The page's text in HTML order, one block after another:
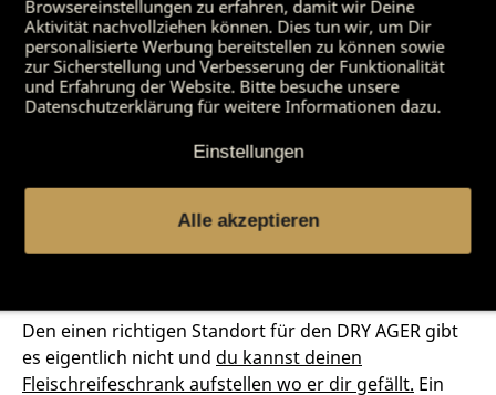
Waagrechte abgesetzt steht der DRY AGER wieder
bombenfest.Spätestens jetzt gibt es kein Zweifel
mehr, dass bei der mehrjährigen Konstruktion
und Testphase des DRY AGER an wirklich alles
gedacht wurde.
Der richtige Standort
Den einen richtigen Standort für den DRY AGER gibt
es eigentlich nicht und du kannst deinen
Fleischreifeschrank aufstellen wo er dir gefällt. Ein
Browsereinstellungen zu erfahren, damit wir Deine
Aktivität nachvollziehen können. Dies tun wir, um Dir
personalisierte Werbung bereitstellen zu können sowie
zur Sicherstellung und Verbesserung der Funktionalität
und Erfahrung der Website. Bitte besuche unsere
Datenschutzerklärung für weitere Informationen dazu.
Einstellungen
Alle akzeptieren